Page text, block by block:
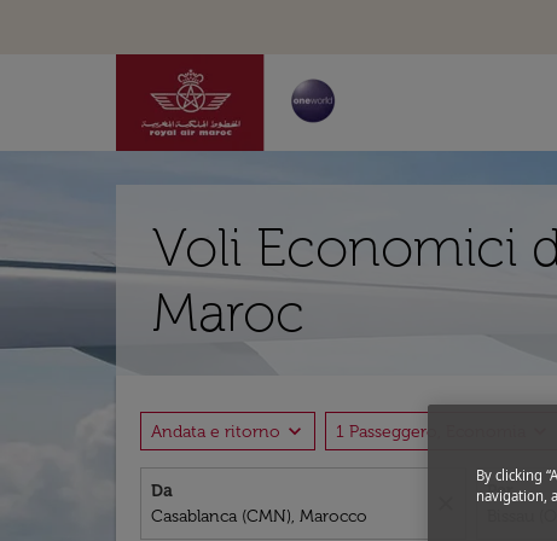
Voli Economici
Maroc
Andata e ritorno expand_more 1 Passeggero, Economia
Da Per
By clicking
navigation,